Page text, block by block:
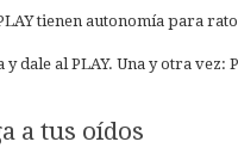
tienen autonomía para
dale al PLAY. Una y otra vez:
a tus oídos